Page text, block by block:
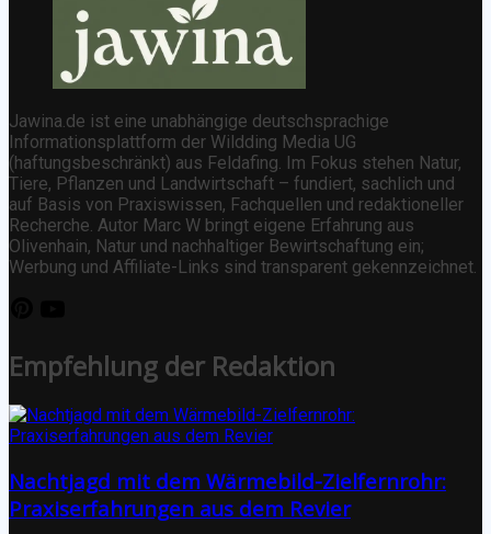
Jawina.de ist eine unabhängige deutschsprachige
Informationsplattform der Wildding Media UG
(haftungsbeschränkt) aus Feldafing. Im Fokus stehen Natur,
Tiere, Pflanzen und Landwirtschaft – fundiert, sachlich und
auf Basis von Praxiswissen, Fachquellen und redaktioneller
Recherche. Autor Marc W bringt eigene Erfahrung aus
Olivenhain, Natur und nachhaltiger Bewirtschaftung ein;
Werbung und Affiliate-Links sind transparent gekennzeichnet.
Empfehlung der Redaktion
Nachtjagd mit dem Wärmebild-Zielfernrohr:
Praxiserfahrungen aus dem Revier